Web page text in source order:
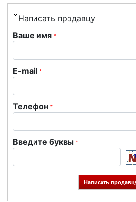
Написать продавцу
Ваше имя *
E-mail *
Телефон *
Введите буквы *